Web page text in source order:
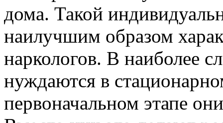
дома. Такой
наилучшим образом
наркологов. В наиболее
нуждаются в
первоначальном этапе